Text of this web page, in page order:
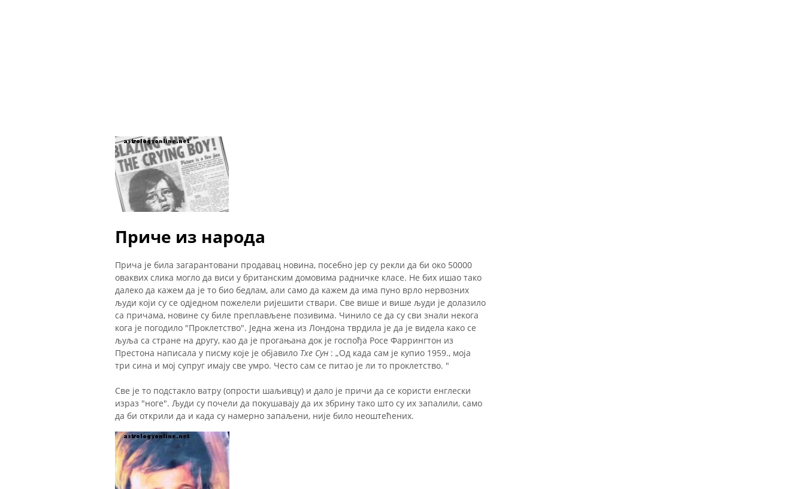
Приче из народа
Прича је била загарантовани продавац новина, посебно јер су рекли да би око 50000
оваквих слика могло да виси у британским домовима радничке класе. Не бих ишао тако
далеко да кажем да је то био бедлам, али само да кажем да има пуно врло нервозних
људи који су се одједном пожелели ријешити ствари. Све више и више људи је долазило
са причама, новине су биле преплављене позивима. Чинило се да су сви знали некога
кога је погодило "Проклетство". Једна жена из Лондона тврдила је да је видела како се
љуља са стране на другу, као да је прогањана док је госпођа Росе Фаррингтон из
Престона написала у писму које је објавило Тхе Сун : „Од када сам је купио 1959., моја
три сина и мој супруг имају све умро. Често сам се питао је ли то проклетство. "
Све је то подстакло ватру (опрости шаљивцу) и дало је причи да се користи енглески
израз "ноге". Људи су почели да покушавају да их збрину тако што су их запалили, само
да би открили да и када су намерно запаљени, није било неоштећених.